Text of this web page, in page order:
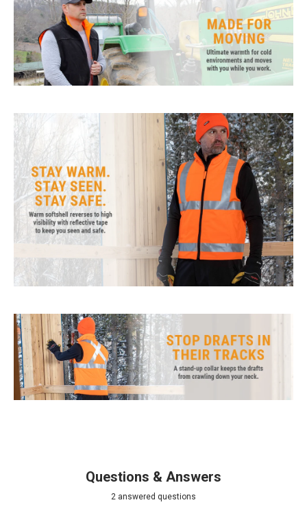
Questions & Answers
2 answered questions